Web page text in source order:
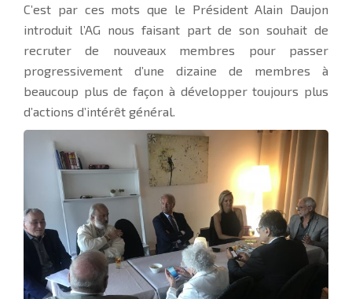
C’est par ces mots que le Président Alain Daujon
introduit l’AG nous faisant part de son souhait de
recruter de nouveaux membres pour passer
progressivement d’une dizaine de membres à
beaucoup plus de façon à développer toujours plus
d’actions d’intérêt général.